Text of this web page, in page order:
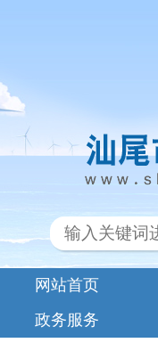
网站首页
政务服务